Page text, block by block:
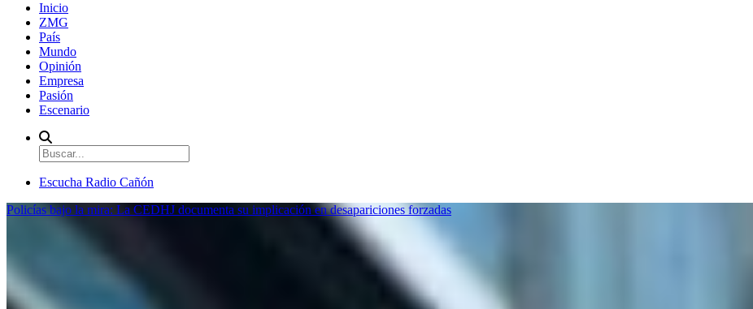
Inicio
ZMG
País
Mundo
Opinión
Empresa
Pasión
Escenario
Escucha Radio Cañón
Policías bajo la mira: La CEDHJ documenta su implicación en desapariciones forzadas